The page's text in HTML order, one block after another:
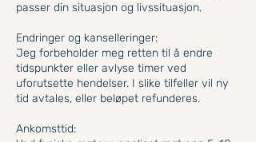
passer din situasjon og livssituasjon.
Endringer og kanselleringer:
Jeg forbeholder meg retten til å endre
tidspunkter eller avlyse timer ved
uforutsette hendelser. I slike tilfeller vil ny
tid avtales, eller beløpet refunderes.
Ankomsttid: